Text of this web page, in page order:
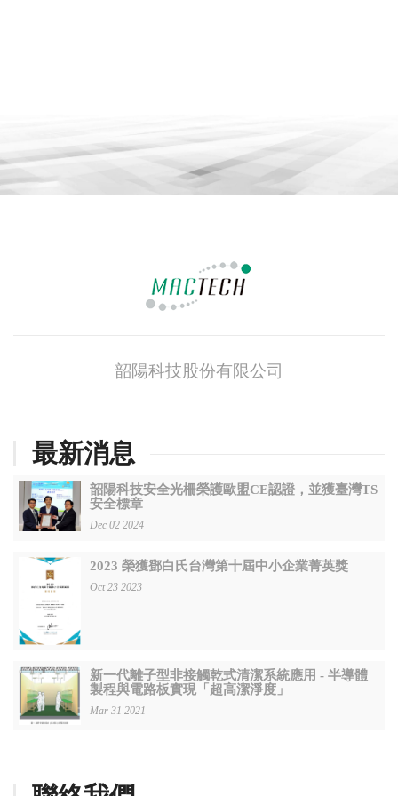
韶陽科技股份有限公司
最新消息
韶陽科技安全光柵榮護歐盟CE認證，並獲臺灣TS
安全標章
Dec 02 2024
2023 榮獲鄧白氏台灣第十屆中小企業菁英獎
Oct 23 2023
新一代離子型非接觸乾式清潔系統應用 - 半導體
製程與電路板實現「超高潔淨度」
Mar 31 2021